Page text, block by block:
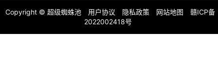
Copyright © 超级蜘蛛池 用户协议 隐私政策 网站地图
赣ICP备
2022002418号